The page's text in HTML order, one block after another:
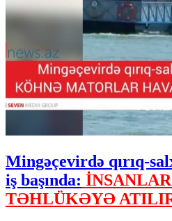
Mingəçevirdə qırıq-
iş başında:
TƏHLÜKƏYƏ